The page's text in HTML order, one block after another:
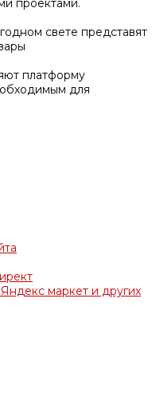
проектами.
свете представят
платформу
для
маркет и других